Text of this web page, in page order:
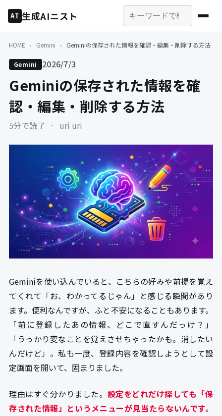
AI 生成AIニスト
HOME › Gemini › Geminiの保存された情報を確認・編集・削除する方法
Gemini 2026/7/3
Geminiの保存された情報を確
認・編集・削除する方法
5分で読了 · uri uri
Geminiを使い込んでいると、こちらの好みや前提を覚え
てくれて「お、わかってるじゃん」と感じる瞬間があり
ます。便利なんですが、ふと不安になることもあります。
「前に登録したあの情報、どこで直すんだっけ？」
「うっかり変なことを覚えさせちゃったかも。消したい
んだけど」。私も一度、登録内容を確認しようとして設
定画面を開いて、固まりました。
理由はすぐ分かりました。 設定をどれだけ探しても「保
存された情報」というメニューが見当たらないんです。